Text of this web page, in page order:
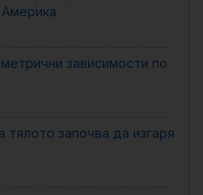
зависимости по
тялото започва да изгаря